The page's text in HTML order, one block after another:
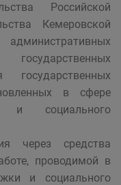
Российской
Кемеровской
государственных
государственных
в сфере
и социального
через средства
проводимой в
и социального